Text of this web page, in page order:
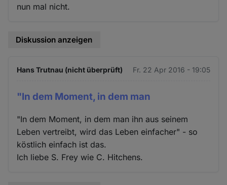
nun mal nicht.
Diskussion anzeigen
Hans Trutnau (nicht überprüft) Fr. 22 Apr 2016 - 19:05
"In dem Moment, in dem man
"In dem Moment, in dem man ihn aus seinem
Leben vertreibt, wird das Leben einfacher" - so
köstlich einfach ist das.
Ich liebe S. Frey wie C. Hitchens.